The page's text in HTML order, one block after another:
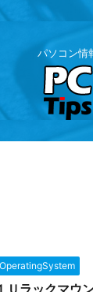
パソコン情
OperatingSystem
Ｕラックマウ